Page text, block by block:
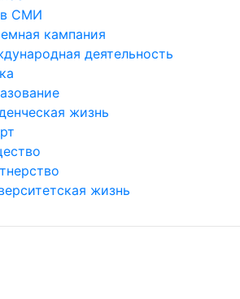
СМИ
кампания
деятельность
жизнь
жизнь